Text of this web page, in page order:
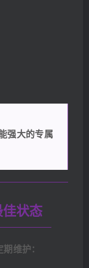
强大的专属
状态
维护：